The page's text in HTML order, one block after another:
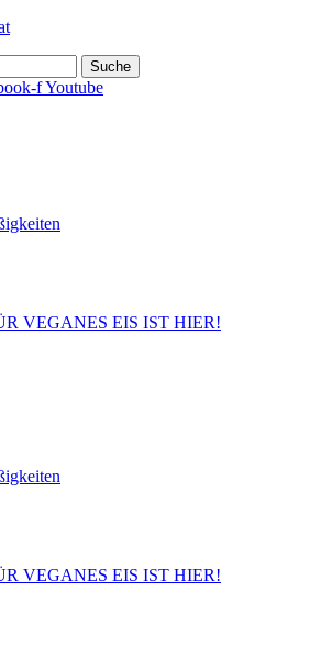
Suche
fYoutube
VEGANES EIS IST HIER!
VEGANES EIS IST HIER!